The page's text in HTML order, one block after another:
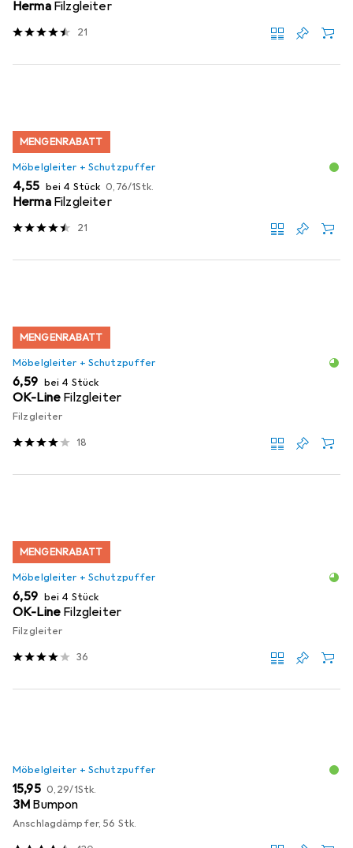
Herma Filzgleiter
21
MENGENRABATT
Möbelgleiter + Schutzpuffer
EUR
4,55 bei 4 Stück EUR
0,76/1Stk.
Herma Filzgleiter
21
MENGENRABATT
Möbelgleiter + Schutzpuffer
EUR
6,59 bei 4 Stück
OK-Line Filzgleiter
Filzgleiter
18
MENGENRABATT
Möbelgleiter + Schutzpuffer
EUR
6,59 bei 4 Stück
OK-Line Filzgleiter
Filzgleiter
36
Möbelgleiter + Schutzpuffer
EUR
15,95 EUR
0,29/1Stk.
3M Bumpon
Anschlagdämpfer, 56 Stk.